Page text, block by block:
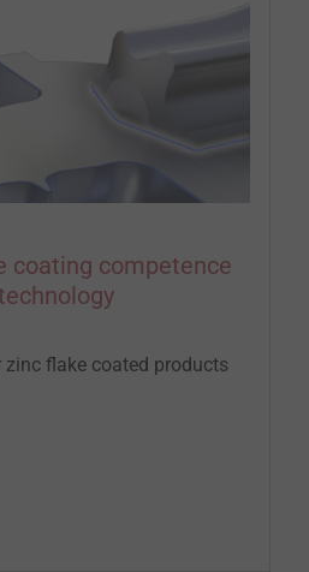
coating competence
zinc flake coated products